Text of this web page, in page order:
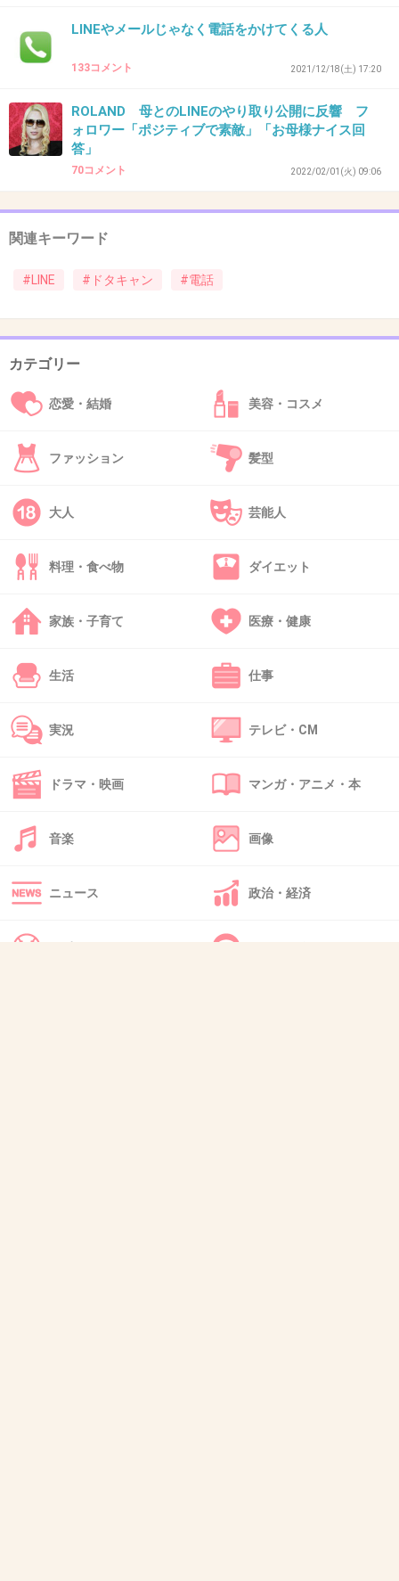
ってくる時点で自分本位
+1 -0
45. 匿名2026/06/03(水) 14:13:12
いるねー。ずるいよね
乗らないどころかブロックやろ
48. 匿名 2026/06/03(水) 14:26:05
ドタキャンは言いにくいだろうからLINEでもいいけど謝罪
+1
躁鬱とかあるのかなと思った
そんなに電話するって普通じゃない
誘う時はハイテンションで返信待っていられず、衝動的に
何度も電話するけど、
いたくもなくなってLINEで断るを繰り返しちゃうみたいな
LINEやメールじゃなく電話をかけてくる人
133コメント 2021/12/18(土) 17:20
ROLAND 母とのLINEのやり取り公開に反響 フ
ォロワー「ポジティブで素敵」「お母様ナイス回
答」
70コメント 2022/02/01(火) 09:06
関連キーワード
#LINE #ドタキャン #電話
カテゴリー
恋愛・結婚 美容・コスメ
ファッション 髪型
大人 芸能人
料理・食べ物 ダイエット
家族・子育て 医療・健康
生活 仕事
実況 テレビ・CM
ドラマ・映画 マンガ・アニメ・本
音楽 画像
ニュース 政治・経済